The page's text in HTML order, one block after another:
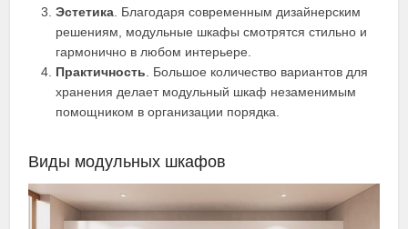
Эстетика . Благодаря современным дизайнерским
решениям, модульные шкафы смотрятся стильно и
гармонично в любом интерьере.
Практичность . Большое количество вариантов для
хранения делает модульный шкаф незаменимым
помощником в организации порядка.
Виды модульных шкафов